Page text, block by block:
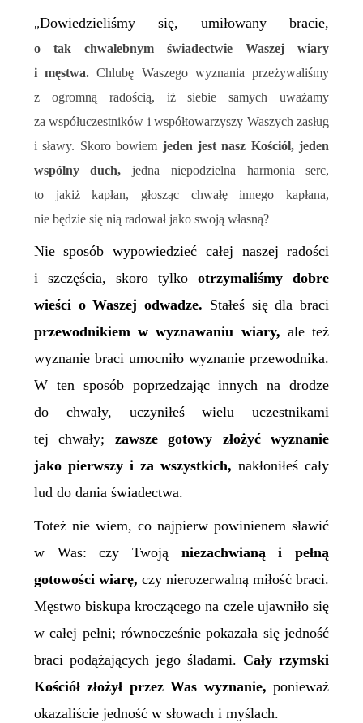
„Dowiedzieliśmy się, umiłowany bracie,
o tak chwalebnym świadectwieWaszej wiary
i męstwa. Chlubę Waszego wyznania przeżywaliśmy
z ogromną radością, iż siebie samych uważamy
za współuczestników i współtowarzyszy Waszych zasług
i sławy. Skoro bowiem jeden jest nasz Kościół, jeden
wspólny duch, jedna niepodzielna harmonia serc,
to jakiż kapłan, głosząc chwałę innego kapłana,
nie będzie się nią radował jako swoją własną?
Nie sposób wypowiedzieć całej naszej radości
i szczęścia, skoro tylkootrzymaliśmy dobre
wieści oWaszej odwadze. Stałeś się dla braci
przewodnikiem w wyznawaniu wiary, ale też
wyznanie braci umocniło wyznanie przewodnika.
W ten sposób poprzedzając innych na drodze
do chwały, uczyniłeś wielu uczestnikami
tej chwały; zawsze gotowy złożyć wyznanie
jako pierwszy i za wszystkich, nakłoniłeś cały
lud do dania świadectwa.
Toteż nie wiem, co najpierw powinienem sławić
w Was: czyTwoją niezachwianą i pełną
gotowości wiarę, czy nierozerwalną miłość braci.
Męstwo biskupa kroczącego na czele ujawniło się
w całej pełni; równocześnie pokazała się jedność
braci podążających jego śladami.Cały rzymski
Kościół złożył przezWas wyznanie, ponieważ
okazaliście jedność w słowach i myślach.